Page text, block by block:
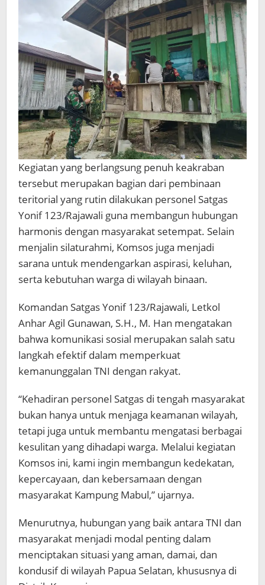
Kegiatan yang berlangsung penuh keakraban
tersebut merupakan bagian dari pembinaan
teritorial yang rutin dilakukan personel Satgas
Yonif 123/Rajawali guna membangun hubungan
harmonis dengan masyarakat setempat. Selain
menjalin silaturahmi, Komsos juga menjadi
sarana untuk mendengarkan aspirasi, keluhan,
serta kebutuhan warga di wilayah binaan.
Komandan Satgas Yonif 123/Rajawali, Letkol
Anhar Agil Gunawan, S.H., M. Han mengatakan
bahwa komunikasi sosial merupakan salah satu
langkah efektif dalam memperkuat
kemanunggalan TNI dengan rakyat.
“Kehadiran personel Satgas di tengah masyarakat
bukan hanya untuk menjaga keamanan wilayah,
tetapi juga untuk membantu mengatasi berbagai
kesulitan yang dihadapi warga. Melalui kegiatan
Komsos ini, kami ingin membangun kedekatan,
kepercayaan, dan kebersamaan dengan
masyarakat Kampung Mabul,” ujarnya.
Menurutnya, hubungan yang baik antara TNI dan
masyarakat menjadi modal penting dalam
menciptakan situasi yang aman, damai, dan
kondusif di wilayah Papua Selatan, khususnya di